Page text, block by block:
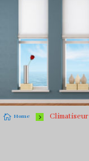
 Home 5 Climatiseur